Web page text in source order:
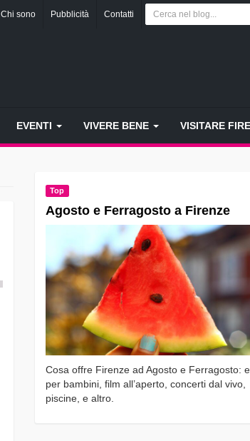
Chi sono Pubblicità Contatti
EVENTI VIVERE BENE VISITARE
Top
Agosto e Ferragosto a Firenze
Cosa offre Firenze ad Agosto e Ferragosto:
per bambini, film all’aperto, concerti dal vivo,
piscine, e altro.